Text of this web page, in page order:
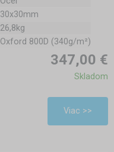
30x30mm
26,8kg
Oxford 800D (340g/m²)
347,00 €
Skladom
Viac >>